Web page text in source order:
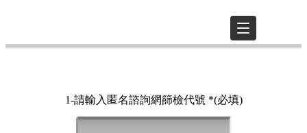
1-請輸入匿名諮詢網篩檢代號 *(必填)